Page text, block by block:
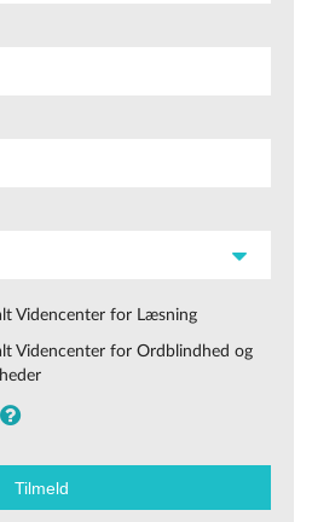
Videncenter for Læsning
Videncenter for Ordblindhed og